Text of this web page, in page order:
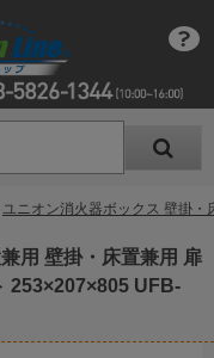
ユニオン消火器ボックス 壁掛
用 壁掛・床置兼用 扉
253×207×805 UFB-